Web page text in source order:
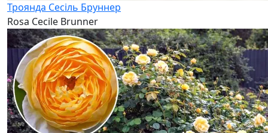
Троянда Сесіль Бруннер
Rosa Cecile Brunner